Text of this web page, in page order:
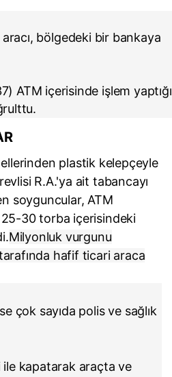
bölgedeki bir bankaya
ATM içerisinde işlem yaptığı
plastik kelepçeyle
R.A.'ya ait tabancayı
soyguncular, ATM
25-30 torba içerisindeki
Milyonluk vurgunu
hafif ticari araca
çok sayıda polis ve sağlık
kapatarak araçta ve